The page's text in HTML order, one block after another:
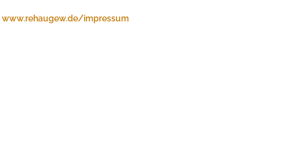
www.rehaugew.de/impressum